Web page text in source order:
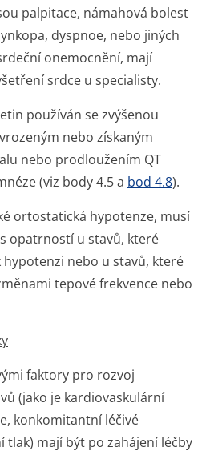
palpitace, námahová bolest
dyspnoe, nebo jiných
onemocnění, mají
srdce u specialisty.
používán se zvýšenou
nebo získaným
nebo prodloužením QT
(viz body 4.5 a bod 4.8).
ortostatická hypotenze, musí
opatrností u stavů, které
nebo u stavů, které
tepové frekvence nebo
faktory pro rozvoj
(jako je kardiovaskulární
konkomitantní léčivé
tlak) mají být po zahájení léčby